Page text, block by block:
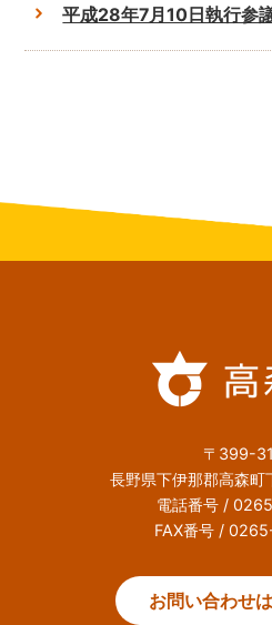
平成28年7月10日執行参
〒399-
長野県下伊那郡高森町
電話番号 /
FAX番号 /
お問い合わせ